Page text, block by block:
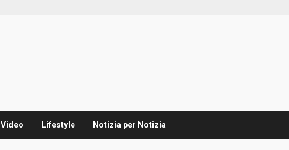
Video Lifestyle Notizia per Notizia